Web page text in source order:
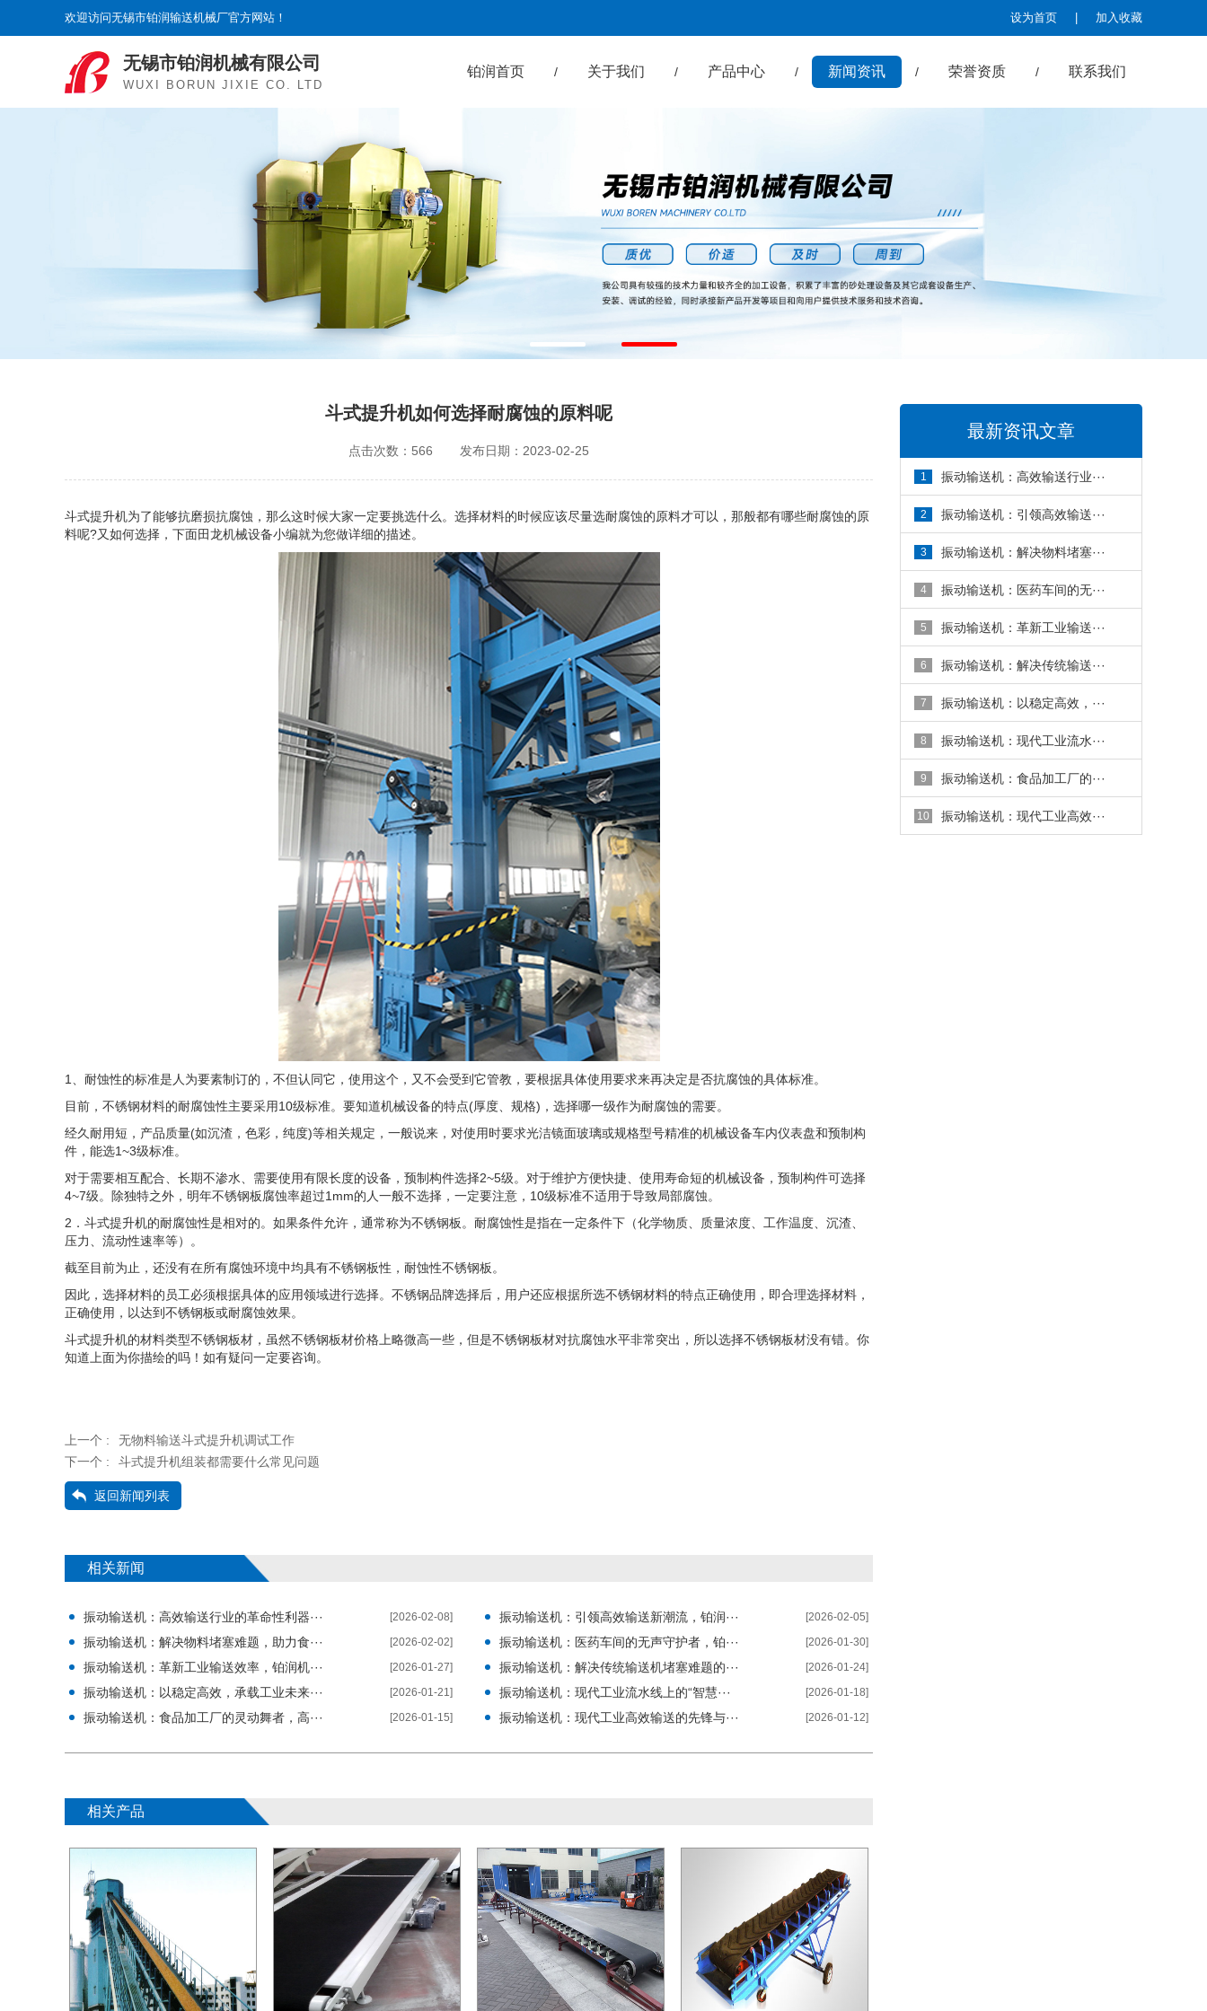
欢迎访问无锡市铂润输送机械厂官方网站！ 设为首页 加入收藏
无锡市铂润机械有限公司
WUXI BORUN JIXIE CO. LTD
铂润首页 / 关于我们 / 产品中心 / 新闻资讯 / 荣誉资质 / 联系我们
斗式提升机如何选择耐腐蚀的原料呢
点击次数：566 发布日期：2023-02-25
斗式提升机为了能够抗磨损抗腐蚀，那么这时候大家一定要挑选什么。选择材料的时候应该尽量选耐腐蚀的原料才可以，那般都有哪些耐腐蚀的原
料呢?又如何选择，下面田龙机械设备小编就为您做详细的描述。
1、耐蚀性的标准是人为要素制订的，不但认同它，使用这个，又不会受到它管教，要根据具体使用要求来再决定是否抗腐蚀的具体标准。
目前，不锈钢材料的耐腐蚀性主要采用10级标准。要知道机械设备的特点(厚度、规格)，选择哪一级作为耐腐蚀的需要。
经久耐用短，产品质量(如沉渣，色彩，纯度)等相关规定，一般说来，对使用时要求光洁镜面玻璃或规格型号精准的机械设备车内仪表盘和预制构
件，能选1~3级标准。
对于需要相互配合、长期不渗水、需要使用有限长度的设备，预制构件选择2~5级。对于维护方便快捷、使用寿命短的机械设备，预制构件可选择
4~7级。除独特之外，明年不锈钢板腐蚀率超过1mm的人一般不选择，一定要注意，10级标准不适用于导致局部腐蚀。
2．斗式提升机的耐腐蚀性是相对的。如果条件允许，通常称为不锈钢板。耐腐蚀性是指在一定条件下（化学物质、质量浓度、工作温度、沉渣、
压力、流动性速率等）。
截至目前为止，还没有在所有腐蚀环境中均具有不锈钢板性，耐蚀性不锈钢板。
因此，选择材料的员工必须根据具体的应用领域进行选择。不锈钢品牌选择后，用户还应根据所选不锈钢材料的特点正确使用，即合理选择材料，
正确使用，以达到不锈钢板或耐腐蚀效果。
斗式提升机的材料类型不锈钢板材，虽然不锈钢板材价格上略微高一些，但是不锈钢板材对抗腐蚀水平非常突出，所以选择不锈钢板材没有错。你
知道上面为你描绘的吗！如有疑问一定要咨询。
上一个 :
无物料输送斗式提升机调试工作
下一个 :
斗式提升机组装都需要什么常见问题
返回新闻列表
相关新闻
振动输送机：高效输送行业的革命性利器··· [2026-02-08] 振动输送机：引领高效输送新潮流，铂润··· [2026-02-05]
振动输送机：解决物料堵塞难题，助力食··· [2026-02-02] 振动输送机：医药车间的无声守护者，铂··· [2026-01-30]
振动输送机：革新工业输送效率，铂润机··· [2026-01-27] 振动输送机：解决传统输送机堵塞难题的··· [2026-01-24]
振动输送机：以稳定高效，承载工业未来··· [2026-01-21] 振动输送机：现代工业流水线上的“智慧··· [2026-01-18]
振动输送机：食品加工厂的灵动舞者，高··· [2026-01-15] 振动输送机：现代工业高效输送的先锋与··· [2026-01-12]
相关产品
最新资讯文章
1 振动输送机：高效输送行业···
2 振动输送机：引领高效输送···
3 振动输送机：解决物料堵塞···
4 振动输送机：医药车间的无···
5 振动输送机：革新工业输送···
6 振动输送机：解决传统输送···
7 振动输送机：以稳定高效，···
8 振动输送机：现代工业流水···
9 振动输送机：食品加工厂的···
10 振动输送机：现代工业高效···